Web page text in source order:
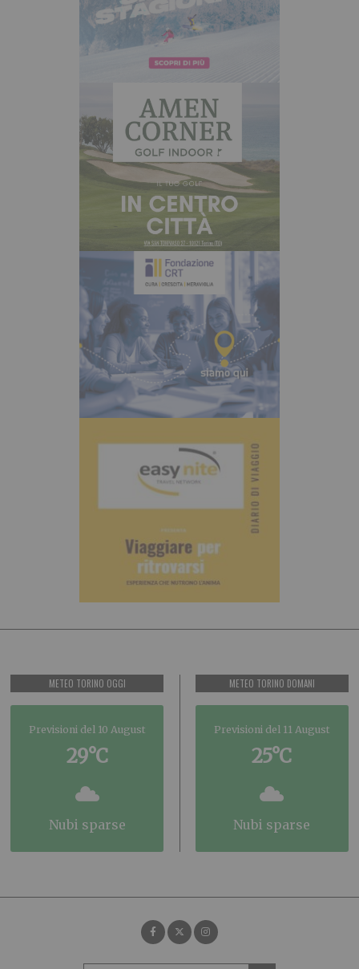
METEO TORINO OGGI
Previsioni del 10 August
29°C
nubi sparse
METEO TORINO DOMANI
Previsioni del 11 August
25°C
nubi sparse